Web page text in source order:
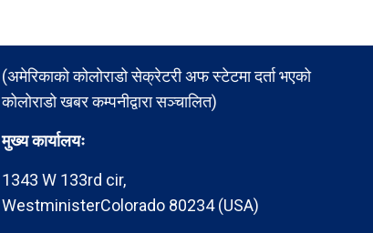
(अमेरिकाको कोलोराडो सेक्रेटरी अफ स्टेटमा दर्ता भएको
कोलोराडो खबर कम्पनीद्वारा सञ्चालित)
मुख्य कार्यालयः
1343 W 133rd cir,
WestministerColorado 80234 (USA)